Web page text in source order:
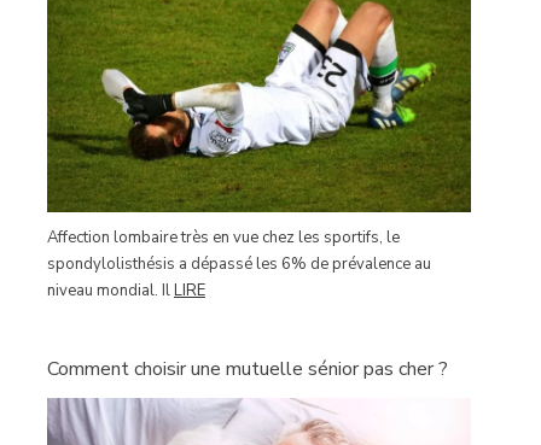
Affection lombaire très en vue chez les sportifs, le
spondylolisthésis a dépassé les 6% de prévalence au
niveau mondial. IlLIRE
Comment choisir une mutuelle sénior pas cher ?